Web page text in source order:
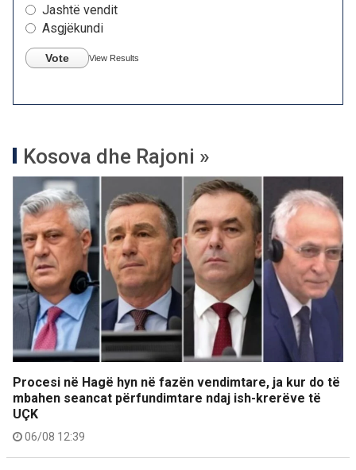
Jashtë vendit
Asgjëkundi
Vote View Results
Kosova dhe Rajoni »
Procesi në Hagë hyn në fazën vendimtare, ja kur do të
mbahen seancat përfundimtare ndaj ish-krerëve të
UÇK
06/08 12:39